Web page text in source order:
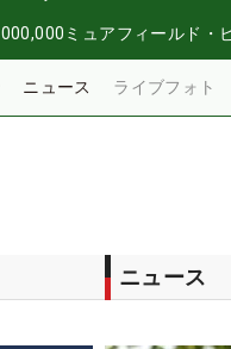
ミュアフィールド・
ニュース ライブフォト
ニュース